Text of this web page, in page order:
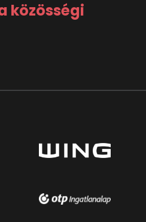
közösségi